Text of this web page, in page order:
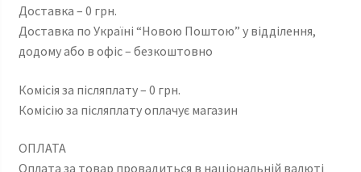
Доставка – 0 грн.
Доставка по Україні “Новою Поштою” у відділення,
додому або в офіс – безкоштовно
Комісія за післяплату – 0 грн.
Комісію за післяплату оплачує магазин
ОПЛАТА
Оплата за товар провадиться в національній валюті